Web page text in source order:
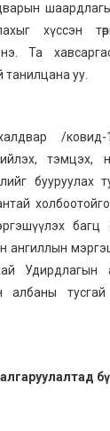
хүссэн
Та
танилцана уу.
/
тэмцэх,
багц
ангиллын
Удирдлагын
албаны